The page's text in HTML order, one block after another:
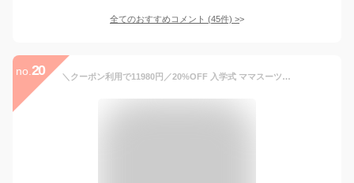
全てのおすすめコメント (45件) >
no. 20 ＼クーポン利用で11980円／20%OFF 入学式 ママスーツ パンツ セットアップ 入園式 卒園式 卒業式 お宮参り 七五三 ママ 母親 レディース フォーマル スーツ パンツ セレモニースーツ 白 黒 ネイビー カジュアル おしゃれ コーデ かっこいい 試着チケット対象